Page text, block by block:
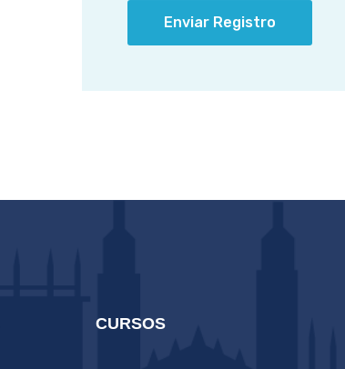
Enviar Registro
CURSOS